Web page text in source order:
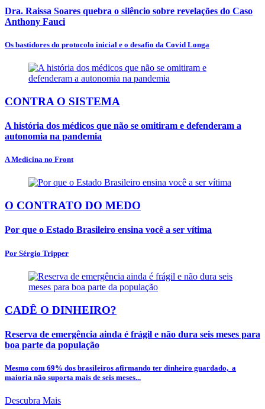
Dra. Raissa Soares quebra o silêncio sobre revelações do Caso
Anthony Fauci
Os bastidores do protocolo inicial e o desafio da Covid Longa
CONTRA O SISTEMA
A história dos médicos que não se omitiram e defenderam a
autonomia na pandemia
A Medicina no Front
O CONTRATO DO MEDO
Por que o Estado Brasileiro ensina você a ser vítima
Por Sérgio Tripper
CADÊ O DINHEIRO?
Reserva de emergência ainda é frágil e não dura seis meses para
boa parte da população
Mesmo com 69% dos brasileiros afirmando ter dinheiro guardado, a
maioria não suporta mais de seis meses...
Descubra Mais